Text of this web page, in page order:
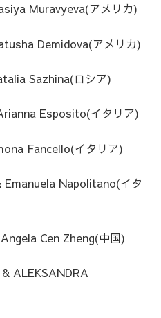
Muravyeva(アメリカ)
Demidova(アメリカ)
Sazhina(ロシア)
Esposito(イタリア)
Fancello(イタリア)
Napolitano(イタ
Cen Zheng(中国)
ALEKSANDRA